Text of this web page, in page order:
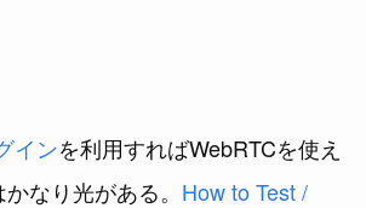
インを利用すればWebRTCを使え
なり光がある。 How to Test /